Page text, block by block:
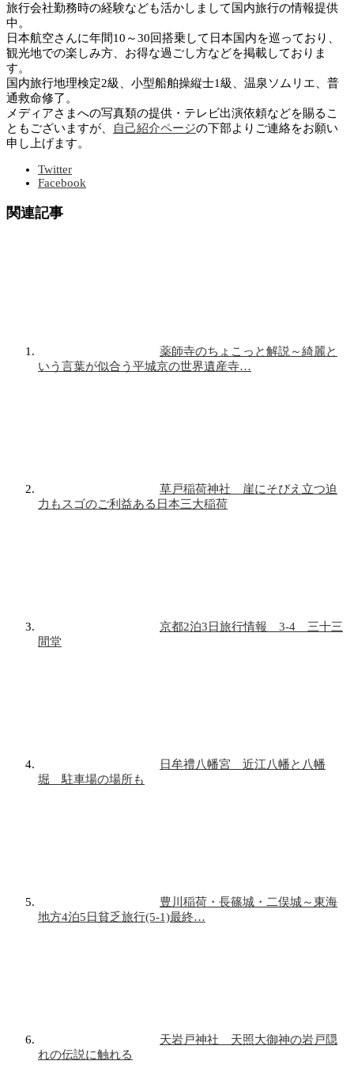
旅行会社勤務時の経験なども活かしまして国内旅行の情報提供
中。
日本航空さんに年間10～30回搭乗して日本国内を巡っており、
観光地での楽しみ方、お得な過ごし方などを掲載しておりま
す。
国内旅行地理検定2級、小型船舶操縦士1級、温泉ソムリエ、普
通救命修了。
メディアさまへの写真類の提供・テレビ出演依頼などを賜るこ
ともございますが、
自己紹介ページの下部よりご連絡をお願い
申し上げます。
Twitter
Facebook
関連記事
薬師寺のちょこっと解説～綺麗と
いう言葉が似合う平城京の世界遺産寺…
草戸稲荷神社 崖にそびえ立つ迫
力もスゴのご利益ある日本三大稲荷
京都2泊3日旅行情報 3-4 三十三
間堂
日牟禮八幡宮 近江八幡と八幡
堀 駐車場の場所も
豊川稲荷・長篠城・二俣城～東海
地方4泊5日貧乏旅行(5-1)最終…
天岩戸神社 天照大御神の岩戸隠
れの伝説に触れる